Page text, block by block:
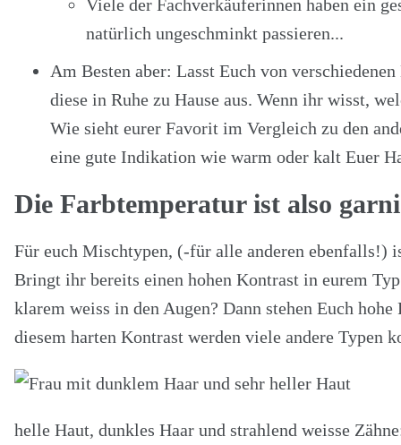
Viele der Fachverkäuferinnen haben ein
natürlich ungeschminkt passieren...
Am Besten aber: Lasst Euch von
diese in Ruhe zu Hause aus. Wenn ihr wisst,
Wie sieht eurer Favorit im Vergleich zu den
eine gute Indikation wie warm oder kalt Euer
Die Farbtemperatur ist also
Für euch Mischtypen, (-für alle anderen ebenfalls!)
Bringt ihr bereits einen hohen Kontrast in eurem
klarem weiss in den Augen? Dann stehen Euch
diesem harten Kontrast werden viele andere Typen
helle Haut, dunkles Haar und strahlend weisse